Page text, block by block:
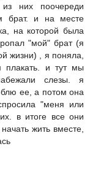
них поочереди
брат. и на месте
на которой была
"мой" брат (я
жизни) , я поняла,
и тут мы
слезы. я
ее, а потом она
"меня или
в итоге все они
жить вместе,